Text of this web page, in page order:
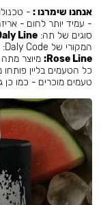
אנחנו שימרנו : -
סוגים של תה:Line:
המקורי של Daly Code: טעמים בהירים ועשירים, עמידים לחום ומלאים בעשן.
Rose Line: מיוצר
כל הטעמים בליין
טעמים מוכרים - כמו כן